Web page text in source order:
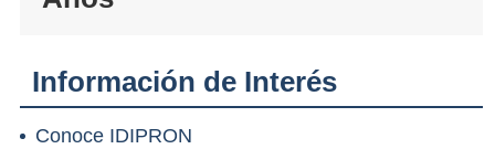
Información de Interés
Conoce IDIPRON